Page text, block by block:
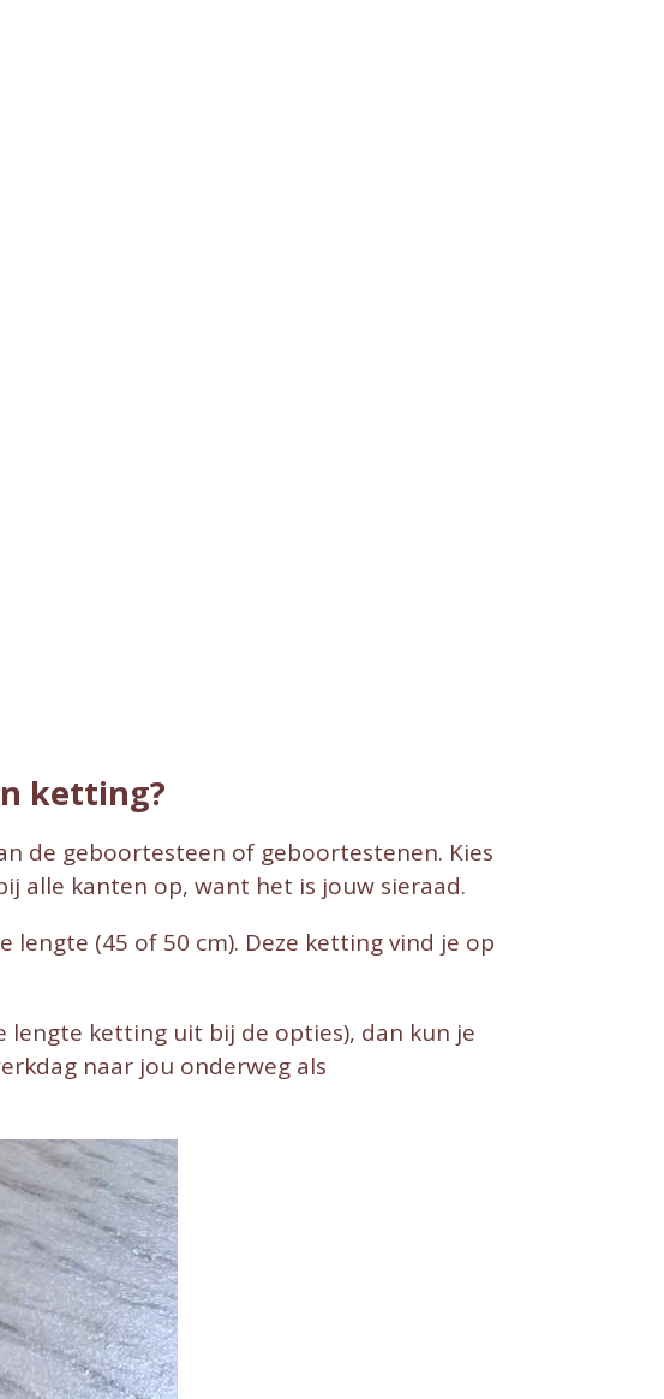
ketting?
de geboortesteen of geboortestenen. Kies
alle kanten op, want het is jouw sieraad.
(45 of 50 cm). Deze ketting vind je op
lengte ketting uit bij de opties), dan kun je
naar jou onderweg als